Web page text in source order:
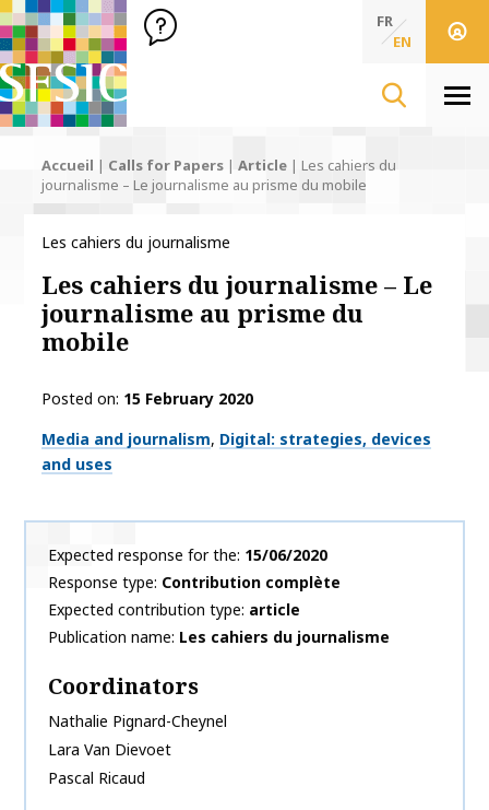
SFSIC Société Française des Sciences de l'Information & de
Société Française des Sciences de
FR
EN
Accueil | Calls for Papers | Article | Les cahiers du
journalisme – Le journalisme au prisme du mobile
Les cahiers du journalisme
Les cahiers du journalisme – Le
journalisme au prisme du
mobile
Posted on 15 February 2020
Thématiques
Media and journalism Digital: strategies, devices
and uses
Expected response for the 15/06/2020
Response type Contribution complète
Expected contribution type article
Publication name Les cahiers du journalisme
Coordinators
Nathalie Pignard-Cheynel
Lara Van Dievoet
Pascal Ricaud